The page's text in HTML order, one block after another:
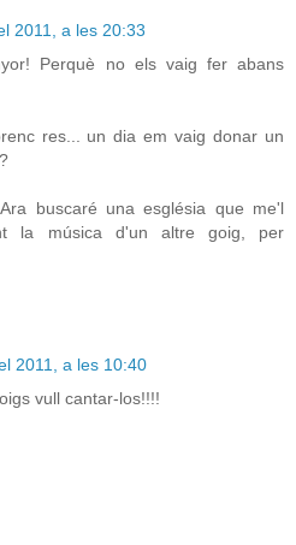
2011, a les 20:33
Perquè no els vaig fer abans
res... un dia em vaig donar un
buscaré una església que me'l
la música d'un altre goig, per
2011, a les 10:40
vull cantar-los!!!!